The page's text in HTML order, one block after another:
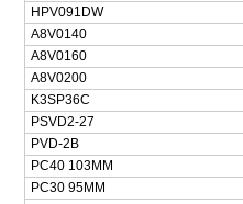
HPV091DW
A8V0140
A8V0160
A8V0200
K3SP36C
PSVD2-27
PVD-2B
PC40 103MM
PC30 95MM